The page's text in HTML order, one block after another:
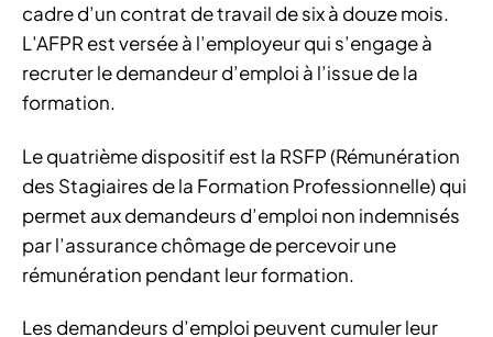
cadre d’un contrat de travail de six à douze mois.
L’AFPR est versée à l’employeur qui s’engage à
recruter le demandeur d’emploi à l’issue de la
formation.
Le quatrième dispositif est la RSFP (Rémunération
des Stagiaires de la Formation Professionnelle) qui
permet aux demandeurs d’emploi non indemnisés
par l’assurance chômage de percevoir une
rémunération pendant leur formation.
Les demandeurs d’emploi peuvent cumuler leur